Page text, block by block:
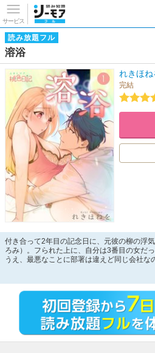
サービス
読み放題フル
溶浴
れきほね
完結
付き合って2年目の記念日に、元彼の柳の浮
ろみ）。フられた上に、自分は3番目の女だ
うえ、最悪なことに部署は違えど同じ会社な
まれていた…。そして復縁を迫られ困ってい
けにはいってくれたのは、なんと若手エー
のある公園へ。なんと二人は5年前に出会っ
マンガ賞銀賞受賞作品】【桃色日記】